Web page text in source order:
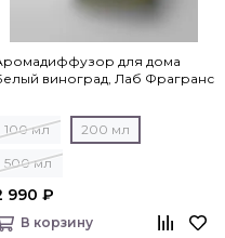
для дома
виноград, Лаб Фрагранс
100 мл 200 мл
500 мл
990 ₽
В корзину